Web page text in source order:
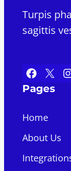
Turpis
sagittis
Facebook X
Pages
Home
About Us